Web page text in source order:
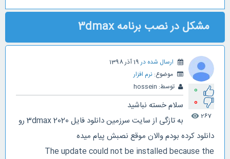
مشکل در نصب برنامه 3dmax
0
0
267
visibility
ارسال شده در 19 آذر 1398
موضوع: نرم افزار
توسط: hossein
سلام خسته نباشید
به تازگی از سایت سرزمین دانلود فایل 3dmax 2020 رو
دانلود کرده بودم والان موقع نصبش پیام میده
The update could not be installed because the